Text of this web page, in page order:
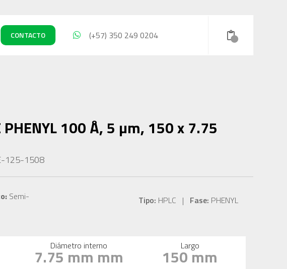
CONTACTO (+57) 350 249 0204
100 Å, 5 µm, 150 x 7.75
125-1508
Semi- Tipo: HPLC | Fase: PHENYL
Diámetro interno
7.75 mm mm Largo
150 mm